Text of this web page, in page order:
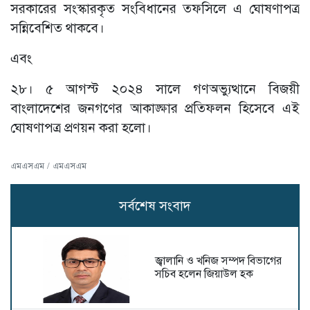
সরকারের সংস্কারকৃত সংবিধানের তফসিলে এ ঘোষণাপত্র
সন্নিবেশিত থাকবে।
এবং
২৮। ৫ আগস্ট ২০২৪ সালে গণঅভ্যুত্থানে বিজয়ী
বাংলাদেশের জনগণের আকাঙ্ক্ষার প্রতিফলন হিসেবে এই
ঘোষণাপত্র প্রণয়ন করা হলো।
এমএসএম / এমএসএম
সর্বশেষ সংবাদ
জ্বালানি ও খনিজ সম্পদ বিভাগের
সচিব হলেন জিয়াউল হক